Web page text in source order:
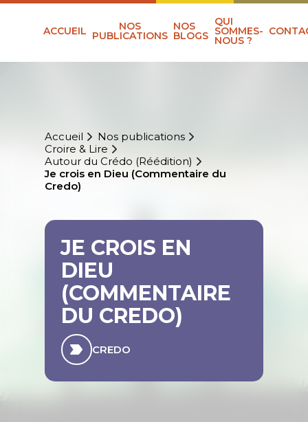
ACCUEIL NOS
PUBLICATIONS
NOS
BLOGS
QUI
SOMMES-
NOUS ?
Accueil
Nos publications
Croire & Lire
Autour du Crédo (Réédition)
Je crois en Dieu (Commentaire du
Credo)
JE CROIS EN
DIEU
(COMMENTAIRE
DU CREDO)
CREDO